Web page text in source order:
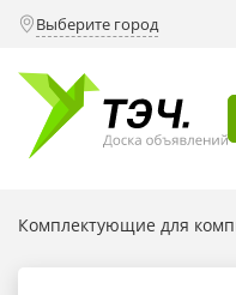
Выберите город
Комплектующие для